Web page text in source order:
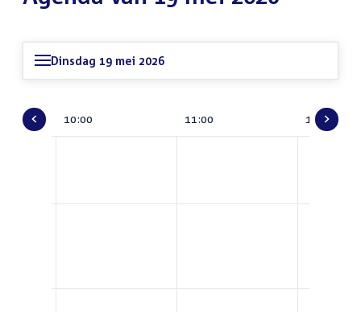
Dinsdag 19 mei 2026
TV
Gids
10:00 11:00 12:00